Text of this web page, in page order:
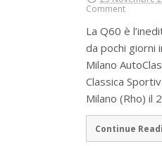
Comment
La Q60 è
da pochi giorni
Milano
Classica
Milano (Rho) il
Continue